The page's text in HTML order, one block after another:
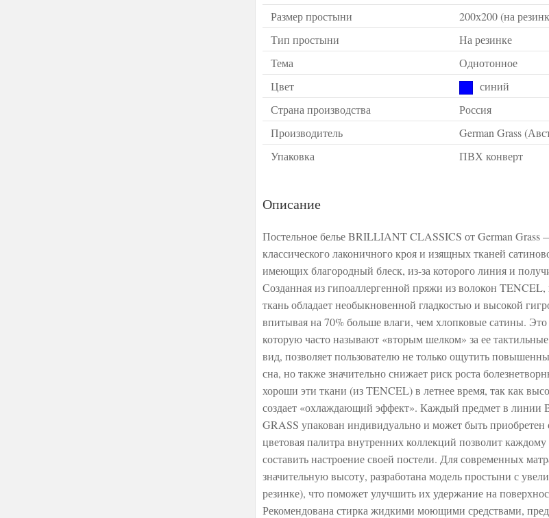
Размер простыни
200х200 (на
Тип простыни
На резинке
Тема
Однотонное
Цвет
синий
Страна производства
Россия
Производитель
German Grass
Упаковка
ПВХ конверт
Описание
Постельное белье BRILLIANT CLASSICS от German Grass
классического лаконичного кроя и изящных тканей
имеющих благородный блеск, из-за которого линия и
Созданная из гипоаллергенной пряжи из волокон TENCEL,
ткань обладает необыкновенной гладкостью и высокой
впитывая на 70% больше влаги, чем хлопковые сатины. Это
которую часто называют «вторым шелком» за ее
вид, позволяет пользователю не только ощутить
сна, но также значительно снижает риск роста
хороши эти ткани (из TENCEL) в летнее время, так как
создает «охлаждающий эффект». Каждый предмет в
GRASS упакован индивидуально и может быть приобретен
цветовая палитра внутренних коллекций позволит каждому
составить настроение своей постели. Для современных
значительную высоту, разработана модель простыни с
резинке), что поможет улучшить их удержание на
Рекомендована стирка жидкими моющими средствами,